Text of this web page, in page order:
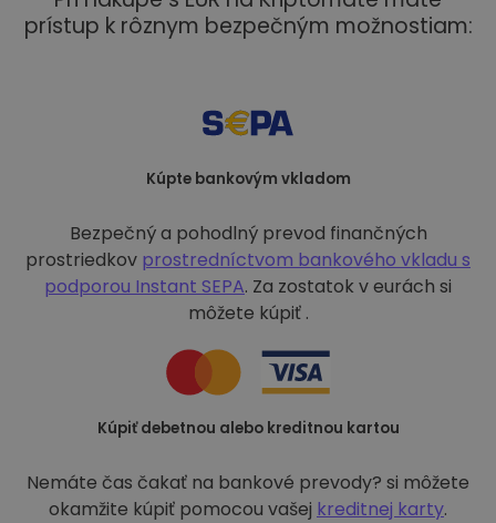
prístup k rôznym bezpečným možnostiam:
Kúpte bankovým vkladom
Bezpečný a pohodlný prevod finančných
prostriedkov prostredníctvom bankového vkladu s
podporou Instant SEPA. Za zostatok v eurách si
môžete kúpiť .
Kúpiť debetnou alebo kreditnou kartou
Nemáte čas čakať na bankové prevody? si môžete
okamžite kúpiť pomocou vašej kreditnej karty.